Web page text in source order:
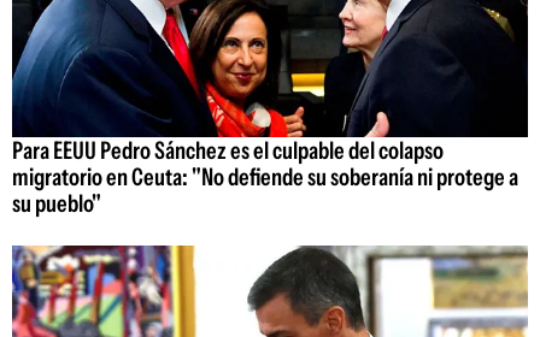
Para EEUU Pedro Sánchez es el culpable del colapso
migratorio en Ceuta: "No defiende su soberanía ni protege a
su pueblo"